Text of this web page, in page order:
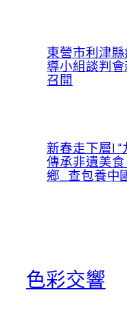
東營市利津
導小組談判
召開
新春走下層| “
傳承非遺美
鄉_查包養中
色彩交響